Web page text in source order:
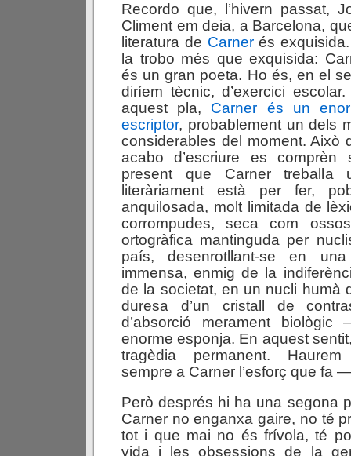
Recordo que, l’hivern passat,
Climent em deia, a Barcelona,
literatura de Carnerés
la trobo més que exquisida:
és un gran poeta. Ho és, en el
diríem tècnic, d’exercici escolar.
aquest pla, Carner és un
escriptor, probablement un dels
considerables del moment. Això
acabo d’escriure es
present que Carner treballa
literàriament està per fer,
anquilosada, molt limitada de
corrompudes, seca com
ortogràfica mantinguda per
país, desenrotllant-se en
immensa, enmig de la
de la societat, en un nucli humà
duresa d’un cristall de
d’absorció merament biològic
enorme esponja. En aquest
tragèdia permanent. Haurem
sempre a Carner l’esforç que fa
Però després hi ha una segona
Carner no enganxa gaire, no té
tot i que mai no és frívola, té
vida i les obsessions de la